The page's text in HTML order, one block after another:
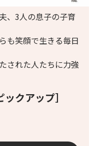
クアップ］
、3人の息子の子育
も笑顔で生きる毎日
された人たちに力強